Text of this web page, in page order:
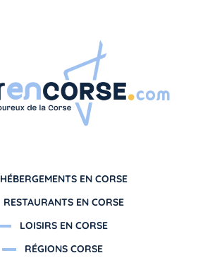
HÉBERGEMENTS EN CORSE
RESTAURANTS EN CORSE
LOISIRS EN CORSE
RÉGIONS CORSE